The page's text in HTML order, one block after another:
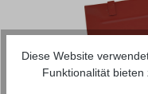
Diese Website
Funktionalität bieten